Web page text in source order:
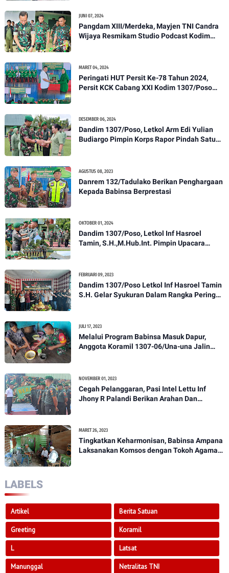
JUNI 07, 2024
Pangdam XIII/Merdeka, Mayjen TNI Candra
Wijaya Resmikam Studio Podcast Kodim
MARET 04, 2024
Peringati HUT Persit Ke-78 Tahun 2024,
Persit KCK Cabang XXI Kodim 1307/Poso
DESEMBER 06, 2024
Dandim 1307/Poso, Letkol Arm Edi Yulian
Budiargo Pimpin Korps Rapor Pindah Satuan
AGUSTUS 08, 2023
Danrem 132/Tadulako Berikan Penghargaan
Kepada Babinsa Berprestasi
OKTOBER 01, 2024
Dandim 1307/Poso, Letkol Inf Hasroel
Tamin, S.H.,M.Hub.Int. Pimpin Upacara
FEBRUARI 09, 2023
Dandim 1307/Poso Letkol Inf Hasroel Tamin
S.H. Gelar Syukuran Dalam Rangka Peringati
JULI 17, 2023
Melalui Program Babinsa Masuk Dapur,
Anggota Koramil 1307-06/Una-una Jalin
NOVEMBER 01, 2023
Cegah Pelanggaran, Pasi Intel Lettu Inf
Jhony R Palandi Berikan Arahan Dan
MARET 26, 2023
Tingkatkan Keharmonisan, Babinsa Ampana
Laksanakan Komsos dengan Tokoh Agama
LABELS
Artikel Berita Satuan
Greeting Koramil
L Latsat
Manunggal Netralitas TNI